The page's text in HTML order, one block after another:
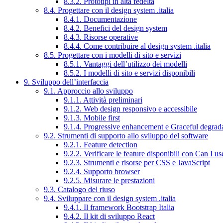
8.4. Progettare con il design system .italia
8.4.1. Documentazione
8.4.2. Benefici del design system
8.4.3. Risorse operative
8.4.4. Come contribuire al design system .italia
8.5. Progettare con i modelli di sito e servizi
8.5.1. Vantaggi dell’utilizzo dei modelli
8.5.2. I modelli di sito e servizi disponibili
9. Sviluppo dell’interfaccia
9.1. Approccio allo sviluppo
9.1.1. Attività preliminari
9.1.2. Web design responsivo e accessibile
9.1.3. Mobile first
9.1.4. Progressive enhancement e Graceful
9.2. Strumenti di supporto allo sviluppo del software
9.2.1. Feature detection
9.2.2. Verificare le feature disponibili con Can I
9.2.3. Strumenti e risorse per CSS e JavaScript
9.2.4. Supporto browser
9.2.5. Misurare le prestazioni
9.3. Catalogo del riuso
9.4. Sviluppare con il design system .italia
9.4.1. Il framework Bootstrap Italia
9.4.2. Il kit di sviluppo React